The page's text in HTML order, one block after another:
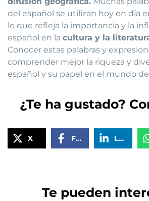
del español se utilizan hoy en día
lo que refleja la importancia y la
español en la cultura y la
Conocer estas palabras y
comprender mejor la riqueza y
español y su papel en el mundo
¿Te ha gustado?
X Facebook LinkedIn
Te pueden